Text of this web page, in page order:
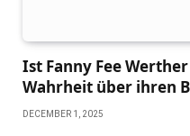
Ist Fanny Fee
Wahrheit über ihren
DECEMBER 1, 2025